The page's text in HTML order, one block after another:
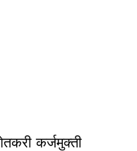
कर्जमुक्ती